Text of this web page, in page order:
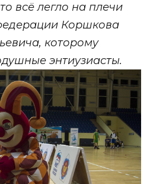
всё легло на плечи
Коршкова
которому
энтиузиасты.